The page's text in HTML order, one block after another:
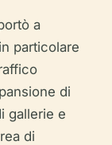
a
particolare
di
gallerie e
di